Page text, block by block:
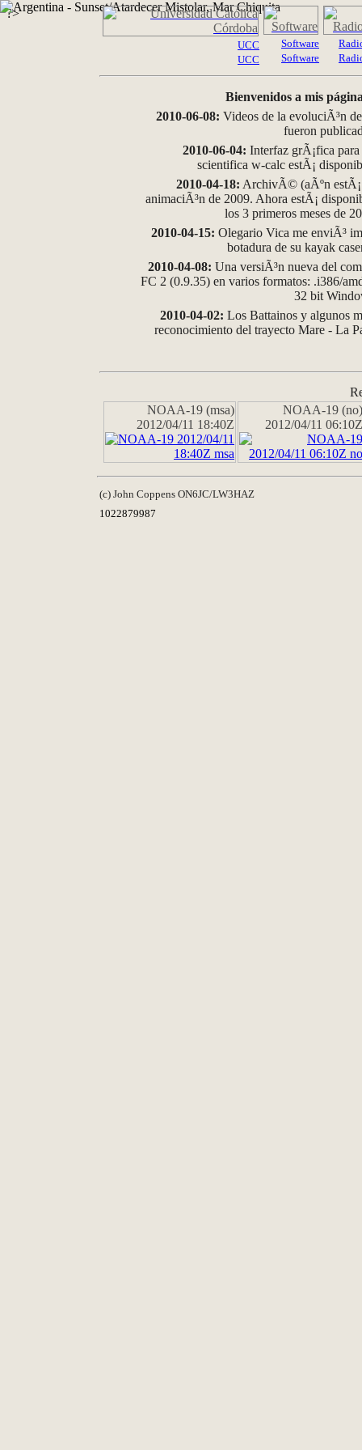
?>
UCC
UCC
Software
Software
Bienvenidos a mis
2010-06-08: Videos de la evoluciÃ³n
fueron
2010-06-04: Interfaz grÃ¡fica
scientifica w-calc estÃ¡
2010-04-18: ArchivÃ© (aÃºn
animaciÃ³n de 2009. Ahora estÃ¡
los 3 primeros meses de
2010-04-15: Olegario Vica me enviÃ³
botadura de su kayak
2010-04-08: Una versiÃ³n nueva del
FC 2 (0.9.35) en varios formatos: .i386/
32 bit
2010-04-02: Los Battainos y algunos
reconocimiento del trayecto Mare - La
NOAA-19 (msa)
2012/04/11 18:40Z
NOAA-19 (no)
2012/04/11 06:10Z
(c) John Coppens ON6JC/LW3HAZ
1022879987